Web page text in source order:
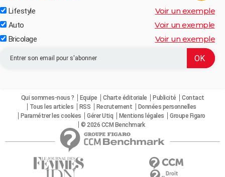
Lifestyle Voir un exemple
Auto Voir un exemple
Bricolage Voir un exemple
Qui sommes-nous ? Equipe Charte éditoriale Publicité
Contact
Tous les articles
RSS Recrutement
Données personnelles
Paramétrer les cookies
Gérer Utiq Mentions légales
Groupe Figaro
© 2026 CCM Benchmark